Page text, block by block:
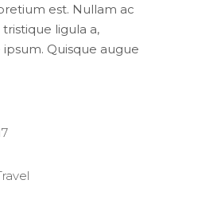
est. Nullam ac
ligula a,
Quisque augue